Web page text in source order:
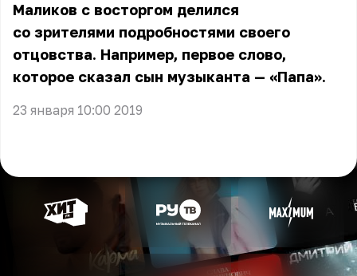
Маликов с восторгом делился
со зрителями подробностями своего
отцовства. Например, первое слово,
которое сказал сын музыканта — «Папа».
23 января 10:00 2019